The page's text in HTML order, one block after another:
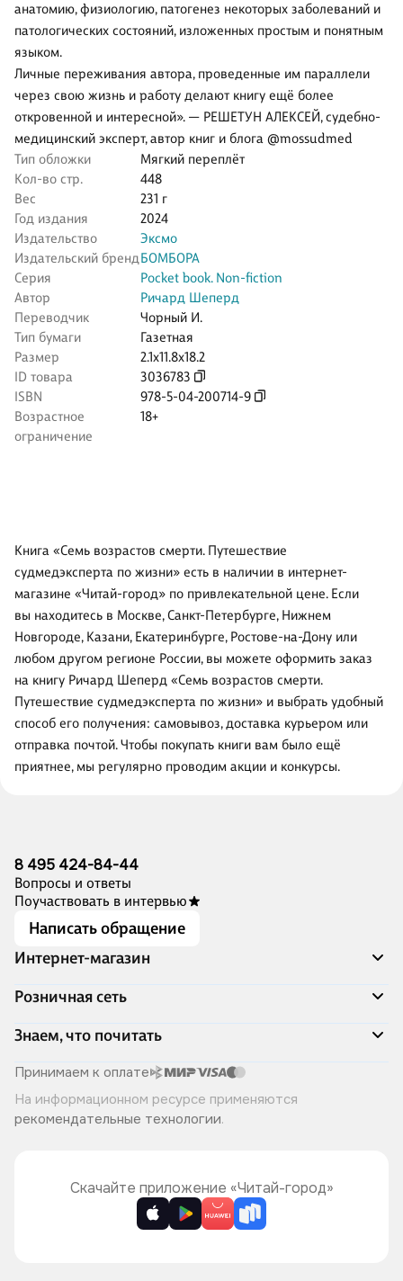
анатомию, физиологию, патогенез некоторых заболеваний и
патологических состояний, изложенных простым и понятным
языком.
Личные переживания автора, проведенные им параллели
через свою жизнь и работу делают книгу ещё более
откровенной и интересной». — РЕШЕТУН АЛЕКСЕЙ, судебно-
медицинский эксперт, автор книг и блога @mossudmed
Тип обложки
Мягкий переплёт
Кол-во стр.
448
Вес
231 г
Год издания
2024
Издательство
Эксмо
Издательский брендБОМБОРА
Серия
Pocket book. Non-fiction
Автор
Ричард Шеперд
Переводчик
Чорный И.
Тип бумаги
Газетная
Размер
2.1x11.8x18.2
ID товара
3036783
ISBN
978-5-04-200714-9
Возрастное
ограничение
18+
Книга «Семь возрастов смерти. Путешествие
судмедэксперта по жизни» есть в наличии в интернет-
магазине «Читай-город» по привлекательной цене. Если
вы находитесь в Москве, Санкт-Петербурге, Нижнем
Новгороде, Казани, Екатеринбурге, Ростове-на-Дону или
любом другом регионе России, вы можете оформить заказ
на книгу Ричард Шеперд «Семь возрастов смерти.
Путешествие судмедэксперта по жизни» и выбрать удобный
способ его получения: самовывоз, доставка курьером или
отправка почтой. Чтобы покупать книги вам было ещё
приятнее, мы регулярно проводим акции и конкурсы.
8 495 424-84-44
Вопросы и ответы
Поучаствовать в интервью
Написать обращение
Интернет-магазин
Акции
Доставка и оплата
Программа лояльности
Подарочные сертификаты
Правила продажи
Политика конфиденциальности
Розничная сеть
Адреса магазинов
Книжный Дозор
О компании
Читай-город для бизнеса
Хотите у нас работать?
Знаем, что почитать
Скоро в продаже
Лучшие из лучших
Читай-журнал
Принимаем к оплате
На информационном ресурсе применяются
рекомендательные технологии.
Скачайте приложение «Читай-город»